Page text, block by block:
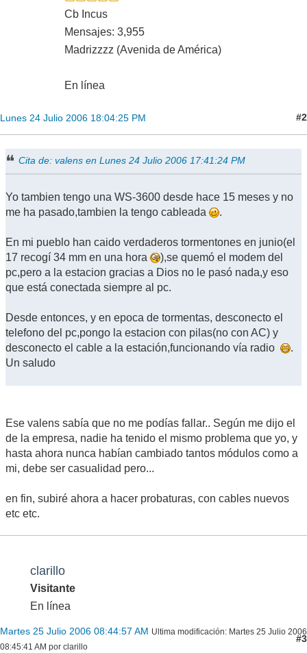
Cb Incus
Mensajes: 3,955
Madrizzzz (Avenida de América)
En línea
Lunes 24 Julio 2006 18:04:25 PM #2
Cita de: valens en Lunes 24 Julio 2006 17:41:24 PM
Yo tambien tengo una WS-3600 desde hace 15 meses y no
me ha pasado,tambien la tengo cableada
.
En mi pueblo han caido verdaderos tormentones en junio(el
17 recogí 34 mm en una hora
),se quemó el modem del
pc,pero a la estacion gracias a Dios no le pasó nada,y eso
que está conectada siempre al pc.
Desde entonces, y en epoca de tormentas, desconecto el
telefono del pc,pongo la estacion con pilas(no con AC) y
desconecto el cable a la estación,funcionando vía radio
.
Un saludo
Ese valens sabía que no me podías fallar.. Según me dijo el
de la empresa, nadie ha tenido el mismo problema que yo, y
hasta ahora nunca habían cambiado tantos módulos como a
mi, debe ser casualidad pero...
en fin, subiré ahora a hacer probaturas, con cables nuevos
etc etc.
clarillo
Visitante
En línea
Martes 25 Julio 2006 08:44:57 AM Ultima modificación: Martes 25 Julio 2006
08:45:41 AM por clarillo
#3